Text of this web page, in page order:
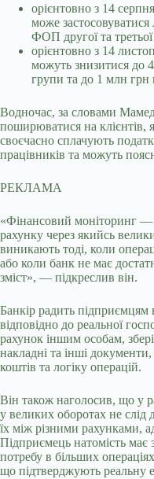
орієнтовно з 14
може застосовуватися
ФОП другої та
орієнтовно з 14
можуть знизитися до
групи та до 1 млн грн
Водночас, за словами
поширюватися на клієнтів,
своєчасно сплачують
працівників та можуть
РЕКЛАМА
«Фінансовий моніторинг —
рахунку через якийсь
виникають тоді, коли
або коли банк не має
зміст», — підкреслив він.
Банкір радить
відповідно до реальної
рахунок іншим особам,
накладні та інші
коштів та логіку операцій.
Він також наголосив, що у
у великих оборотах не слід
їх між різними рахунками,
Підприємець натомість має
потребу в більших
що підтверджують реальну